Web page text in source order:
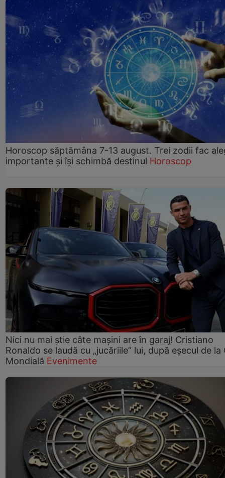
Horoscop săptămâna 7-13 august. Trei zodii fac
importante și își schimbă destinul Horoscop
Nici nu mai știe câte mașini are în garaj! Cristiano
Ronaldo se laudă cu „jucăriile” lui, după eșecul de la
Mondială Evenimente